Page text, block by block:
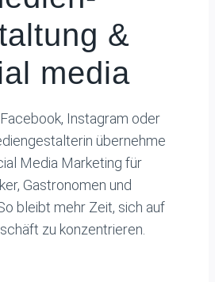
&
media
Instagram oder
übernehme
Media Marketing für
Gastronomen und
bleibt mehr Zeit, sich auf
zu konzentrieren.